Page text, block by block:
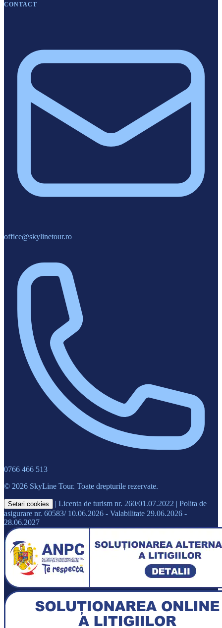
CONTACT
office@skylinetour.ro
0766 466 513
© 2026 SkyLine Tour. Toate drepturile rezervate.
Setari cookies | Licenta de turism nr. 260/01.07.2022 | Polita de
asigurare nr. 60583/ 10.06.2026 - Valabilitate 29.06.2026 -
28.06.2027